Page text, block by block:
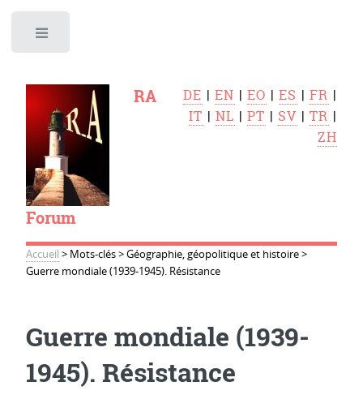
RA
Forum
DE |EN |EO |ES |FR |
IT |NL |PT | SV |TR |
ZH
Accueil > Mots-clés>Géographie, géopolitique et histoire>
Guerre mondiale (1939-1945). Résistance
Guerre mondiale (1939-
1945). Résistance